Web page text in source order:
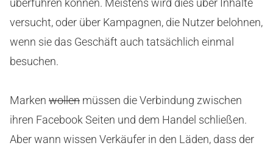
überführen können. Meistens wird dies über Inhalte
versucht, oder über Kampagnen, die Nutzer belohnen,
wenn sie das Geschäft auch tatsächlich einmal
besuchen.
Marken wollen müssen die Verbindung zwischen
ihren Facebook Seiten und dem Handel schließen.
Aber wann wissen Verkäufer in den Läden, dass der